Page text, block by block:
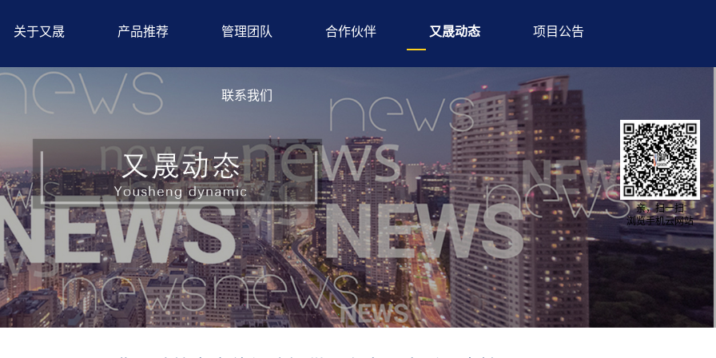
关于又晟 产品推荐 管理团队 合作伙伴 又晟动态 项目公告
联系我们
亲，扫一扫
浏览手机云网站